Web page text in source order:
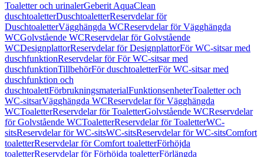
Toaletter och urinalerGeberit AquaClean
duschtoaletterDuschtoaletterReservdelar för
DuschtoaletterVägghängda WCReservdelar för Vägghängda
WCGolvstående WCReservdelar för Golvstående
WCDesignplattorReservdelar för DesignplattorFör WC-sitsar med
duschfunktionReservdelar för För WC-sitsar med
duschfunktionTillbehörFör duschtoaletterFör WC-sitsar med
duschfunktion och
duschtoalettFörbrukningsmaterialFunktionsenheterToaletter och
WC-sitsarVägghängda WCReservdelar för Vägghängda
WCToaletterReservdelar för ToaletterGolvstående WCReservdelar
för Golvstående WCToaletterReservdelar för ToaletterWC-
sitsReservdelar för WC-sitsWC-sitsReservdelar för WC-sitsComfort
toaletterReservdelar för Comfort toaletterFörhöjda
toaletterReservdelar för Förhöjda toaletterFörlängda